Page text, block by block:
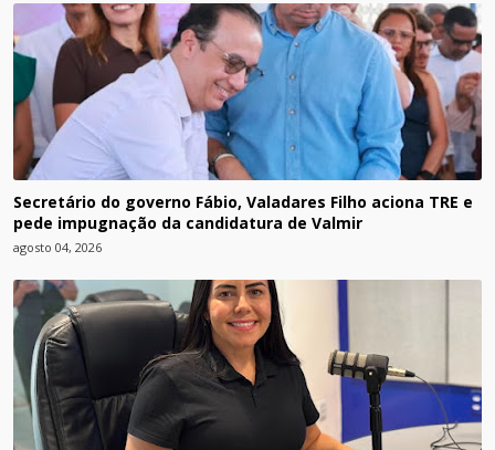
Secretário do governo Fábio, Valadares Filho aciona TRE e
pede impugnação da candidatura de Valmir
agosto 04, 2026